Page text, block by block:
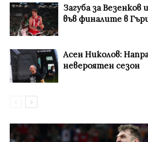
Загуба за
във финалите в
Асен Николов:
невероятен сезон